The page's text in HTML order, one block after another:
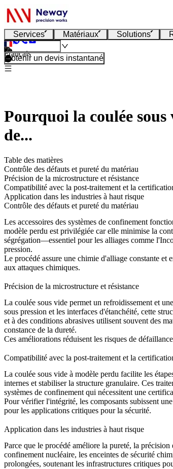
Services Matériaux Solutions
Français
Obtenir un devis instantané
Pourquoi la coulée
de...
Table des matières
Contrôle des défauts et pureté du matériau
Précision de la microstructure et résistance
Compatibilité avec la post-traitement et la
Application dans les industries à haut risque
Contrôle des défauts et pureté du matériau
Les accessoires des systèmes de confinement
modèle perdu est privilégiée car elle minimise la
ségrégation—essentiel pour les alliages comme l'
pression.
Le procédé assure une chimie d'alliage constante et
aux attaques chimiques.
Précision de la microstructure et résistance
La coulée sous vide permet un refroidissement et
sous pression et les interfaces d'étanchéité, cette
et à des conditions abrasives utilisent souvent des
constance de la dureté.
Ces améliorations réduisent les risques de
Compatibilité avec la post-traitement et la
La coulée sous vide à modèle perdu facilite les
internes et stabiliser la structure granulaire. Ces
systèmes de confinement qui nécessitent une
Pour vérifier l'intégrité, les composants subissent
pour les applications critiques pour la sécurité.
Application dans les industries à haut risque
Parce que le procédé améliore la pureté, la
confinement nucléaire, les enceintes de sécurité
prolongées, soutenant les infrastructures critiques